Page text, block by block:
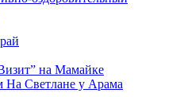
на Мамайке
На Светлане у Арама